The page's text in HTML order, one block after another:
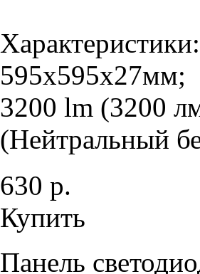
595х595х27мм;
3200 lm (3200
(Нейтральный
630 р.
Купить
Панель